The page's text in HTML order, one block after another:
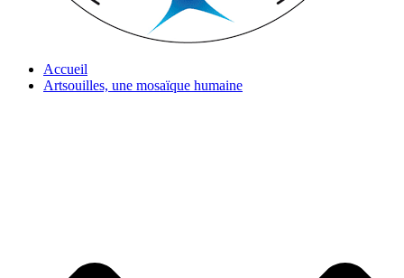
Accueil
Artsouilles, une mosaïque humaine